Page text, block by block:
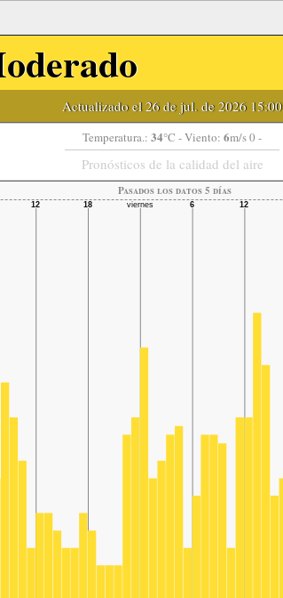
Actualizado el 26 de jul. de 2026 15:00
Temperatura.: 34°C - Viento: 6m/s 0 -
Pronósticos de la calidad del aire
Pasados ​​los datos 5 días